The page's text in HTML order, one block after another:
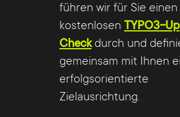
DeepL Pro, das im März 2018
veröffentlicht wurde, ist eine
dieser Plattform und bietet
Produkt, das eine
(Schnittstelle) sowie erweiterte
führen wir für Sie einen
kostenlosen TYPO3-
Checkdurch und
gemeinsam mit Ihnen
erfolgsorientierte
Zielausrichtung.